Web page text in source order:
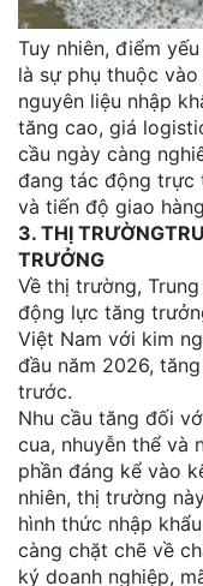
Tuy nhiên, điểm
là sự phụ thuộc
nguyên liệu nhập
tăng cao, giá
cầu ngày càng
đang tác động trực
và tiến độ giao
3. THỊ
TRƯỞNG
Về thị trường,
động lực tăng
Việt Nam với kim
đầu năm 2026,
trước.
Nhu cầu tăng đối
cua, nhuyễn thể và
phần đáng kể vào
nhiên, thị trường
hình thức nhập
càng chặt chẽ về
ký doanh nghiệp,